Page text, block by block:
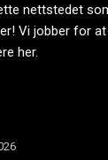
nettstedet
Vi jobber for
her.